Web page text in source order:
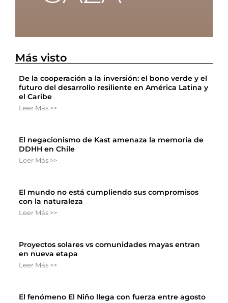
Más visto
De la cooperación a la inversión: el bono verde y el
futuro del desarrollo resiliente en América Latina y
el Caribe
Leer Más >>
El negacionismo de Kast amenaza la memoria de
DDHH en Chile
Leer Más >>
El mundo no está cumpliendo sus compromisos
con la naturaleza
Leer Más >>
Proyectos solares vs comunidades mayas entran
en nueva etapa
Leer Más >>
El fenómeno El Niño llega con fuerza entre agosto